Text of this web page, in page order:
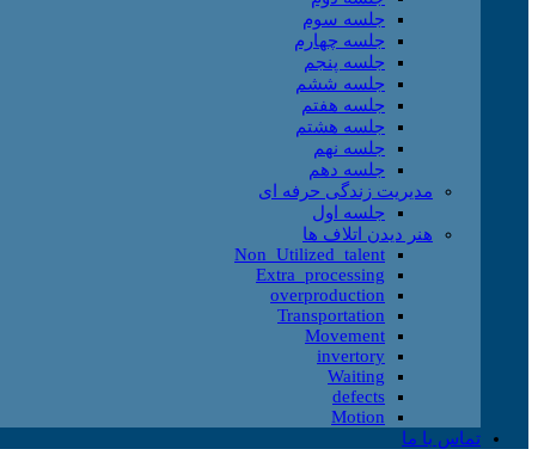
جلسه سوم
جلسه چهارم
جلسه پنجم
جلسه ششم
جلسه هفتم
جلسه هشتم
جلسه نهم
جلسه دهم
مدیریت زندگی حرفه ای
جلسه اول
هنر دیدن اتلاف ها
Non_Utilized_talent
Extra_processing
overproduction
Transportation
Movement
invertory
Waiting
defects
Motion
تماس با ما